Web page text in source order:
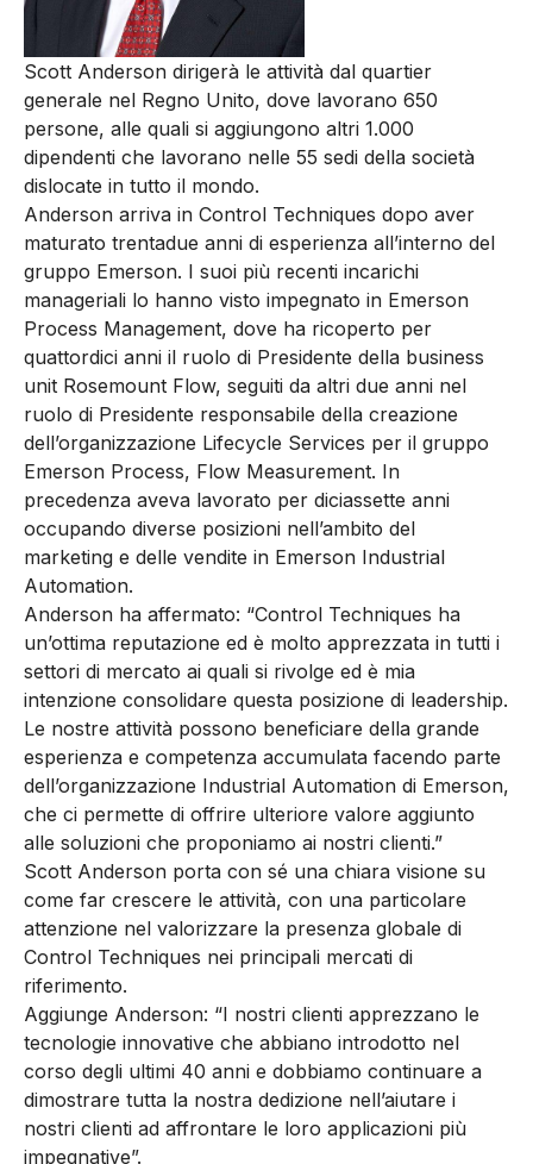
Scott Anderson dirigerà le attività dal quartier
generale nel Regno Unito, dove lavorano 650
persone, alle quali si aggiungono altri 1.000
dipendenti che lavorano nelle 55 sedi della società
dislocate in tutto il mondo.
Anderson arriva in Control Techniques dopo aver
maturato trentadue anni di esperienza all’interno del
gruppo Emerson. I suoi più recenti incarichi
manageriali lo hanno visto impegnato in Emerson
Process Management, dove ha ricoperto per
quattordici anni il ruolo di Presidente della business
unit Rosemount Flow, seguiti da altri due anni nel
ruolo di Presidente responsabile della creazione
dell’organizzazione Lifecycle Services per il gruppo
Emerson Process, Flow Measurement. In
precedenza aveva lavorato per diciassette anni
occupando diverse posizioni nell’ambito del
marketing e delle vendite in Emerson Industrial
Automation.
Anderson ha affermato: “Control Techniques ha
un’ottima reputazione ed è molto apprezzata in tutti i
settori di mercato ai quali si rivolge ed è mia
intenzione consolidare questa posizione di leadership.
Le nostre attività possono beneficiare della grande
esperienza e competenza accumulata facendo parte
dell’organizzazione Industrial Automation di Emerson,
che ci permette di offrire ulteriore valore aggiunto
alle soluzioni che proponiamo ai nostri clienti.”
Scott Anderson porta con sé una chiara visione su
come far crescere le attività, con una particolare
attenzione nel valorizzare la presenza globale di
Control Techniques nei principali mercati di
riferimento.
Aggiunge Anderson: “I nostri clienti apprezzano le
tecnologie innovative che abbiano introdotto nel
corso degli ultimi 40 anni e dobbiamo continuare a
dimostrare tutta la nostra dedizione nell’aiutare i
nostri clienti ad affrontare le loro applicazioni più
impegnative”.